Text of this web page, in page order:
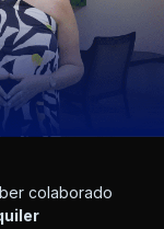
colaborado